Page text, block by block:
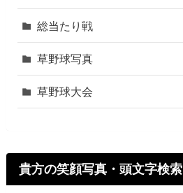
総当たり戦
草野球写真
草野球大会
貴方の笑顔写真・頭文字検索